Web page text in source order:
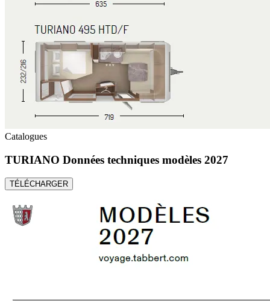
Catalogues
TURIANO Données techniques modèles 2027
TÉLÉCHARGER